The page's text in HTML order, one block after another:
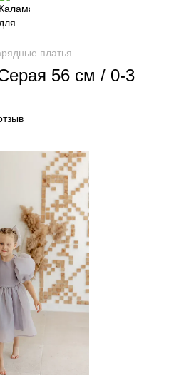
платья
56 см / 0-3